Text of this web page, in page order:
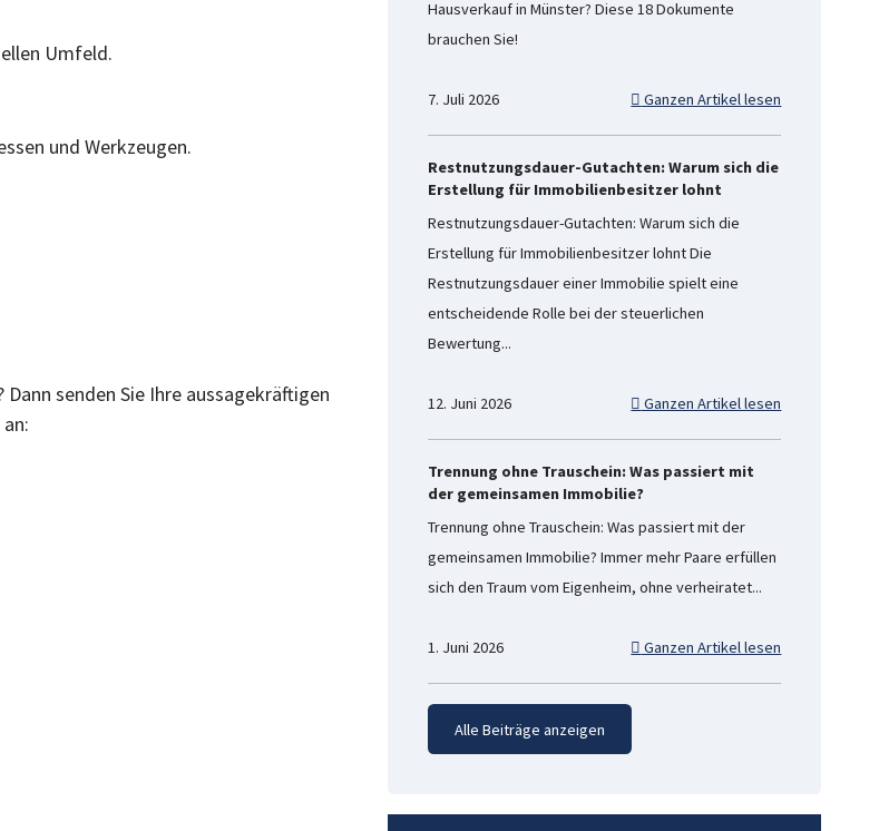
Umfeld.
und Werkzeugen.
senden Sie Ihre aussagekräftigen
Hausverkauf in Münster? Diese 18 Dokumente
brauchen Sie!
7. Juli 2026 Ganzen Artikel lesen
Restnutzungsdauer-Gutachten: Warum sich die
Erstellung für Immobilienbesitzer lohnt
Restnutzungsdauer-Gutachten: Warum sich die
Erstellung für Immobilienbesitzer lohnt Die
Restnutzungsdauer einer Immobilie spielt eine
entscheidende Rolle bei der steuerlichen
Bewertung...
12. Juni 2026 Ganzen Artikel lesen
Trennung ohne Trauschein: Was passiert mit
der gemeinsamen Immobilie?
Trennung ohne Trauschein: Was passiert mit der
gemeinsamen Immobilie? Immer mehr Paare erfüllen
sich den Traum vom Eigenheim, ohne verheiratet...
1. Juni 2026 Ganzen Artikel lesen
Alle Beiträge anzeigen